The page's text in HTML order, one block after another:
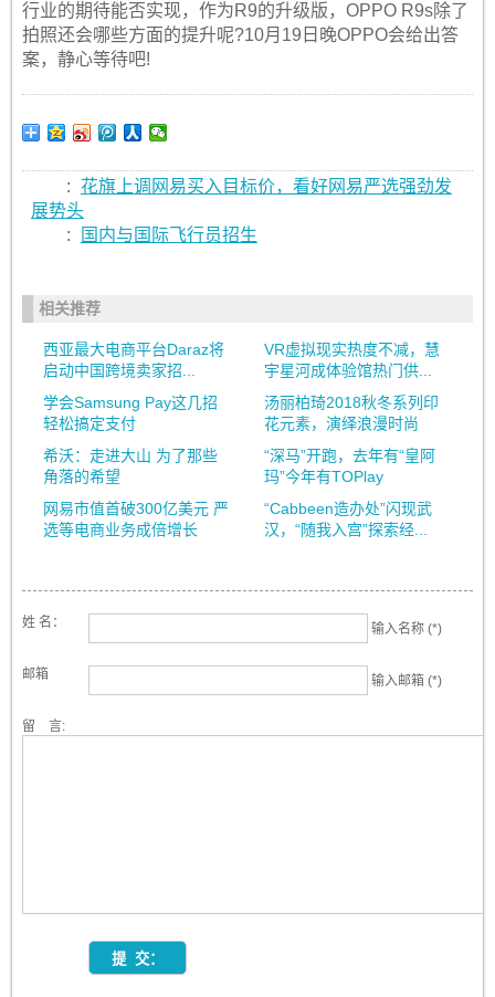
行业的期待能否实现，作为R9的升级版，OPPO R9s除了
拍照还会哪些方面的提升呢?10月19日晚OPPO会给出答
案，静心等待吧!
:
花旗上调网易买入目标价，看好网易严选强劲发
展势头
:
国内与国际飞行员招生
相关推荐
西亚最大电商平台Daraz将
启动中国跨境卖家招...
VR虚拟现实热度不减，慧
宇星河成体验馆热门供...
学会Samsung Pay这几招
轻松搞定支付
汤丽柏琦2018秋冬系列印
花元素，演绎浪漫时尚
希沃：走进大山 为了那些
角落的希望
“深马”开跑，去年有“皇阿
玛”今年有TOPlay
网易市值首破300亿美元 严
选等电商业务成倍增长
“Cabbeen造办处”闪现武
汉，“随我入宫”探索经...
姓 名： 输入名称 (*)
邮箱 输入邮箱 (*)
留 言: